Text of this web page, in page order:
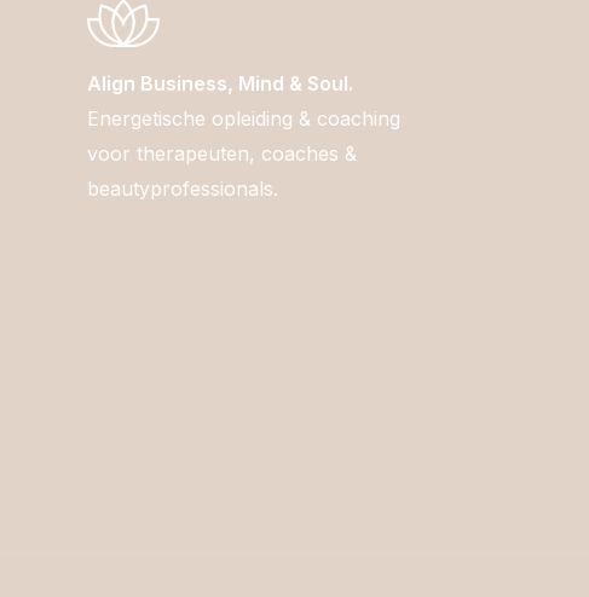
Align Business, Mind & Soul.
Energetische opleiding & coaching
voor therapeuten, coaches &
beautyprofessionals.